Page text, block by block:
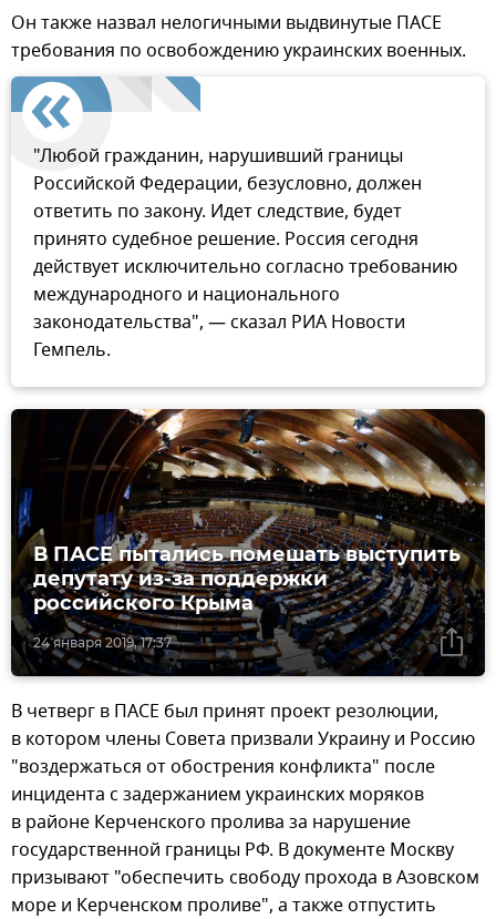
Он также назвал нелогичными выдвинутые ПАСЕ
требования по освобождению украинских военных.
"Любой гражданин, нарушивший границы
Российской Федерации, безусловно, должен
ответить по закону. Идет следствие, будет
принято судебное решение. Россия сегодня
действует исключительно согласно требованию
международного и национального
законодательства", — сказал РИА Новости
Гемпель.
24 января 2019, 17:37
В ПАСЕ пытались помешать выступить
депутату из-за поддержки
российского Крыма
В четверг в ПАСЕ был принят проект резолюции,
в котором члены Совета призвали Украину и Россию
"воздержаться от обострения конфликта" после
инцидента с задержанием украинских моряков
в районе Керченского пролива за нарушение
государственной границы РФ. В документе Москву
призывают "обеспечить свободу прохода в Азовском
море и Керченском проливе", а также отпустить